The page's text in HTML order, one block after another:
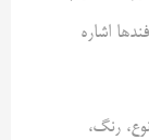
اشاره
رنگ،